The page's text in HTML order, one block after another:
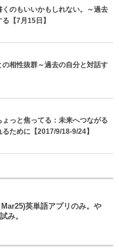
くのもいいかもしれない。～過去
【7月15日】
の相性抜群～過去の自分と対話す
ょっと焦ってる：未来へつながる
ために【2017/9/18-9/24】
英単語アプリのみ。や
み。